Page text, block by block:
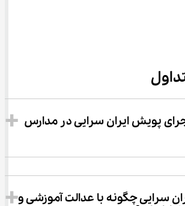
پویش ایران سرایی در مدارس
سرایی چگونه با عدالت آموزشی و